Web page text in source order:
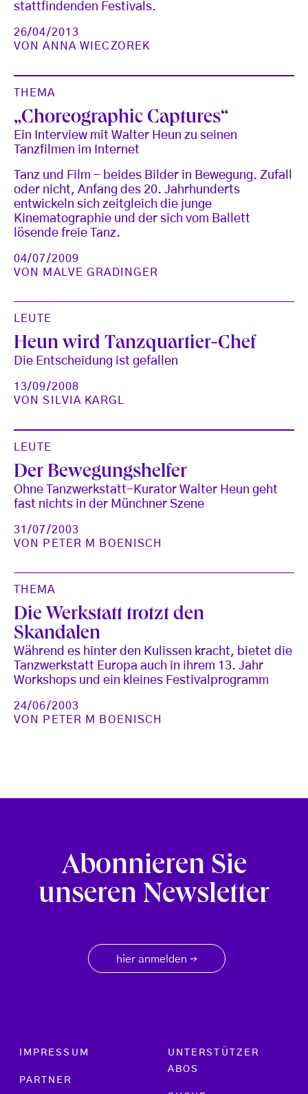
stattfindenden Festivals.
26/04/2013
VONANNA WIECZOREK
THEMA
„Choreographic Captures“
Ein Interview mit Walter Heun zu seinen
Tanzfilmen im Internet
Tanz und Film - beides Bilder in Bewegung. Zufall
oder nicht, Anfang des 20. Jahrhunderts
entwickeln sich zeitgleich die junge
Kinematographie und der sich vom Ballett
lösende freie Tanz.
04/07/2009
VON MALVE GRADINGER
LEUTE
Heun wird Tanzquartier-Chef
Die Entscheidung ist gefallen
13/09/2008
VONSILVIA KARGL
LEUTE
Der Bewegungshelfer
Ohne Tanzwerkstatt-Kurator Walter Heun geht
fast nichts in der Münchner Szene
31/07/2003
VON
PETER M BOENISCH
THEMA
Die Werkstatt trotzt den
Skandalen
Während es hinter den Kulissen kracht, bietet die
Tanzwerkstatt Europa auch in ihrem 13. Jahr
Workshops und ein kleines Festivalprogramm
24/06/2003
VON
PETER M BOENISCH
Abonnieren Sie
unseren Newsletter
hier anmelden →
Footer menu
IMPRESSUM
PARTNER
UNTERSTÜTZER
ABOS